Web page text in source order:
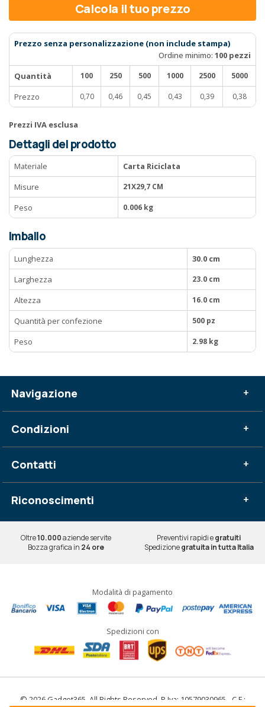
Calcola il tuo prezzo
Prezzo senza personalizzazione (non include stampa)
Ordine minimo: 100 pezzi
Quantità
100 250 500 1000 2500 5000
Prezzo 0,70 0,46 0,45 0,43 0,39 0,38
Prezzi IVA esclusa
Dettagli del prodotto
Materiale
Carta Riciclata
Misure
21X29,7 CM
Peso 0.006 kg
Imballo
Lunghezza
30.0 cm
Larghezza
23.0 cm
Altezza 16.0 cm
Quantità per confezione 500 pz
Peso 2.98 kg
Navigazione +
Condizioni +
Contatti +
Riconoscimenti +
Oltre10.000aziende servite Preventivi rapidi egratuiti
Bozza grafica in 24 ore Spedizionegratuita in tutta Italia
Modalità di pagamento
Spedizioni con
© 2026 Gadget365. All Rights Reserved. P.Iva: 10579030965 - C.F.: